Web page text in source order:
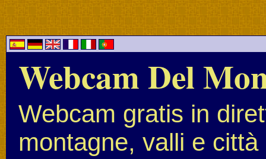
Webcam Del
Webcam gratis in
montagne, valli e città